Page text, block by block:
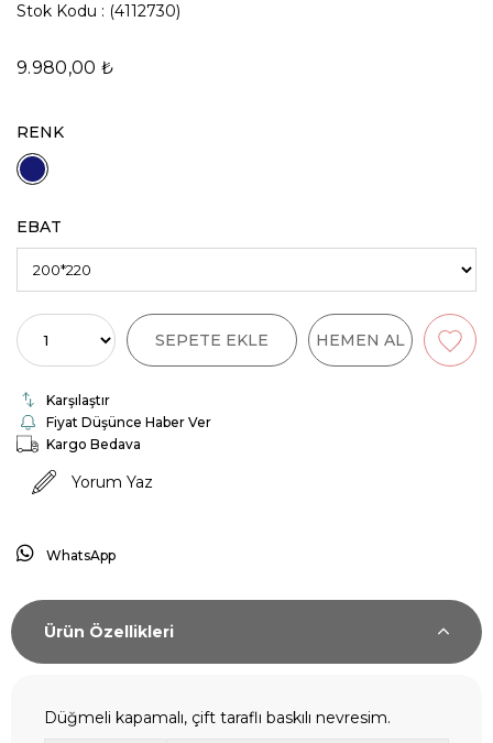
Stok Kodu (4112730)
9.980,00 ₺
RENK
EBAT
Karşılaştır
Fiyat Düşünce Haber Ver
Kargo Bedava
Yorum Yaz
WhatsApp
Ürün Özellikleri
Düğmeli kapamalı, çift taraflı baskılı nevresim.